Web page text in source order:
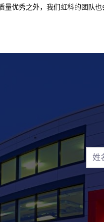
量优秀之外，我们虹科的团队